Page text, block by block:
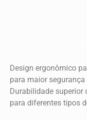
Design ergonômico
para maior
Durabilidade superior
para diferentes tipos